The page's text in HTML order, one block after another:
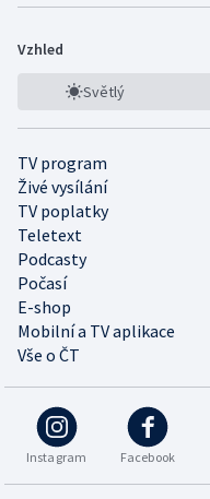
Vzhled
Světlý
TV program
Živé vysílání
TV poplatky
Teletext
Podcasty
Počasí
E-shop
Mobilní a TV aplikace
Vše o ČT
Instagram Facebook